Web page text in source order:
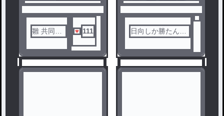
雛 共同垢
111
日向しか勝たん🎐